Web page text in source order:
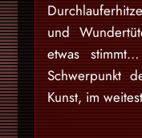
und
etwas
Schwerpunkt
Kunst, im